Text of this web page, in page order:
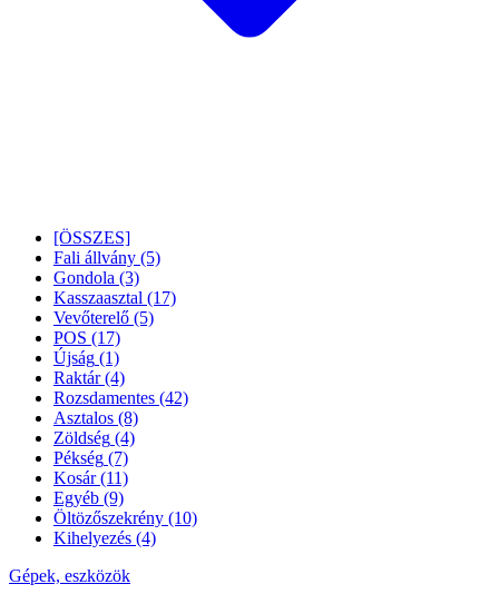
[ÖSSZES]
Fali állvány (5)
Gondola (3)
Kasszaasztal (17)
Vevőterelő (5)
POS (17)
Újság (1)
Raktár (4)
Rozsdamentes (42)
Asztalos (8)
Zöldség (4)
Pékség (7)
Kosár (11)
Egyéb (9)
Öltözőszekrény (10)
Kihelyezés (4)
Gépek, eszközök